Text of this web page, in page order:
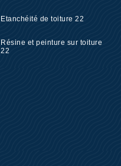
Etanchéité de toiture 22
Résine et peinture sur toiture
22